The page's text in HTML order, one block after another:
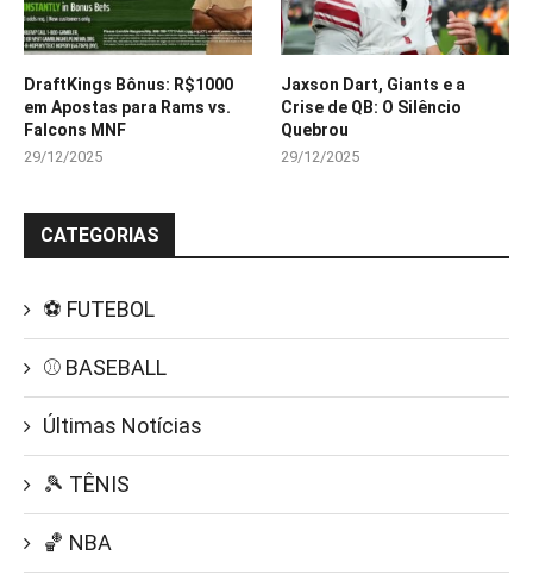
DraftKings Bônus: R$1000
em Apostas para Rams vs.
Falcons MNF
29/12/2025
Jaxson Dart, Giants e a
Crise de QB: O Silêncio
Quebrou
29/12/2025
CATEGORIAS
⚽ FUTEBOL
⚾ BASEBALL
Últimas Notícias
🎾 TÊNIS
🏀 NBA